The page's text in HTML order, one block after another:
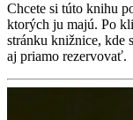
Chcete si túto knihu
ktorých ju majú. Po
stránku knižnice, kde
aj priamo rezervovať.